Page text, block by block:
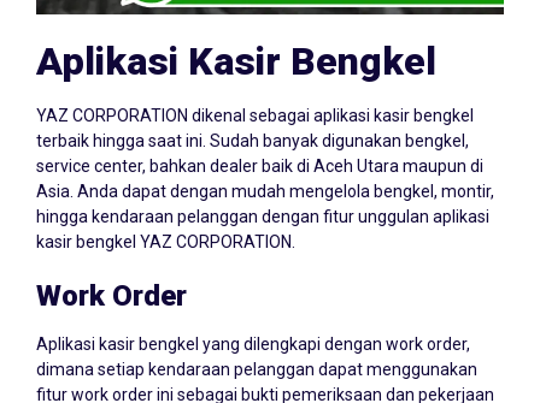
Aplikasi Kasir Bengkel
YAZ CORPORATION dikenal sebagai aplikasi kasir bengkel
terbaik hingga saat ini. Sudah banyak digunakan bengkel,
service center, bahkan dealer baik di Aceh Utara maupun di
Asia. Anda dapat dengan mudah mengelola bengkel, montir,
hingga kendaraan pelanggan dengan fitur unggulan aplikasi
kasir bengkel YAZ CORPORATION.
Work Order
Aplikasi kasir bengkel yang dilengkapi dengan work order,
dimana setiap kendaraan pelanggan dapat menggunakan
fitur work order ini sebagai bukti pemeriksaan dan pekerjaan